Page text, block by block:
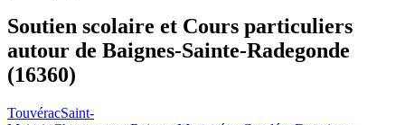
Soutien scolaire et Cours particuliers
autour de Baignes-Sainte-Radegonde
(16360)
TouvéracSaint-